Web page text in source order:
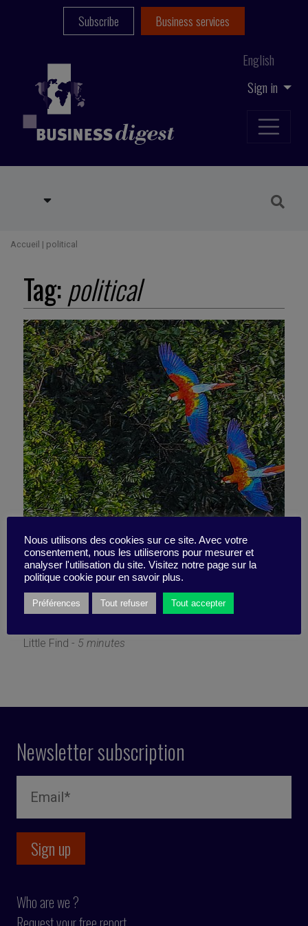
Sign in
English
Subscribe Business services
Accueil | political
Tag:political
Will private firms come to
the rescue of the Amazon?
Little Find - 5 minutes
Newsletter subscription
Who are we ?
Nous utilisons des cookies sur ce site. Avec votre
consentement, nous les utiliserons pour mesurer et
analyser l'utilisation du site. Visitez notre page sur la
politique cookie pour en savoir plus.
Préférences Tout refuser Tout accepter